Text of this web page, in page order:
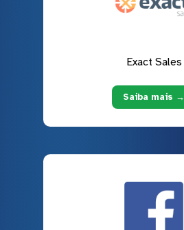
Exact Sales
Saiba mais →